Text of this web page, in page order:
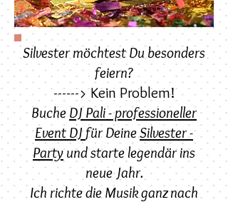
Silvester möchtest Du besonders
feiern?
------> Kein Problem!
Buche DJ Pali - professioneller
Event DJfür DeineSilvester -
Partyund starte legendär ins
neue Jahr.
Ich richte die Musik ganz nach